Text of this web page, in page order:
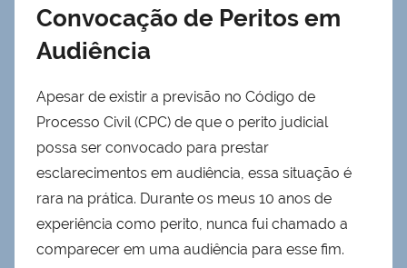
Convocação de Peritos em
Audiência
Apesar de existir a previsão no Código de
Processo Civil (CPC) de que o perito judicial
possa ser convocado para prestar
esclarecimentos em audiência, essa situação é
rara na prática. Durante os meus 10 anos de
experiência como perito, nunca fui chamado a
comparecer em uma audiência para esse fim.